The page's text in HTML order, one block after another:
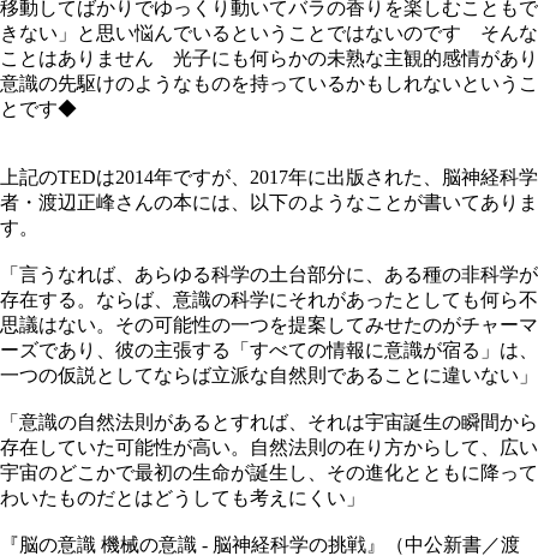
移動してばかりでゆっくり動いてバラの香りを楽しむこともで
きない」と思い悩んでいるということではないのです そんな
ことはありません 光子にも何らかの未熟な主観的感情があり
意識の先駆けのようなものを持っているかもしれないというこ
とです◆
上記のTEDは2014年ですが、2017年に出版された、脳神経科学
者・渡辺正峰さんの本には、以下のようなことが書いてありま
す。
「言うなれば、あらゆる科学の土台部分に、ある種の非科学が
存在する。ならば、意識の科学にそれがあったとしても何ら不
思議はない。その可能性の一つを提案してみせたのがチャーマ
ーズであり、彼の主張する「すべての情報に意識が宿る」は、
一つの仮説としてならば立派な自然則であることに違いない」
「意識の自然法則があるとすれば、それは宇宙誕生の瞬間から
存在していた可能性が高い。自然法則の在り方からして、広い
宇宙のどこかで最初の生命が誕生し、その進化とともに降って
わいたものだとはどうしても考えにくい」
『脳の意識 機械の意識 - 脳神経科学の挑戦』（中公新書／渡